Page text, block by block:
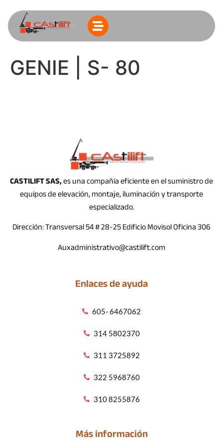
GENIE | S- 80
CASTILIFT SAS, es una compañía eficiente en el suministro de
equipos de elevación, montaje, iluminación y transporte
especializado.
Dirección: Transversal 54 # 28-25 Edificio Movisol Oficina 306
Auxadministrativo@castilift.com
Enlaces de ayuda
605- 6467062
314 5802370
311 3725892
322 5968760
310 8255876
Más información